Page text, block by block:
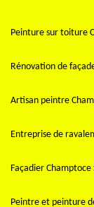
Peinture sur toiture
Rénovation de
Artisan peintre
Entreprise de
Façadier Champtoce
Peintre et peinture